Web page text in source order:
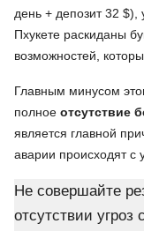
день + депозит 32 $),
Пхукете раскиданы
возможностей,
Главным минусом
полное отсутствие
является главной
аварии происходят с
Не совершайте
отсутствии угроз